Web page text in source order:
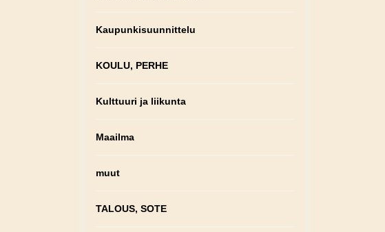
Kaupunkisuunnittelu
KOULU, PERHE
Kulttuuri ja liikunta
Maailma
muut
TALOUS, SOTE